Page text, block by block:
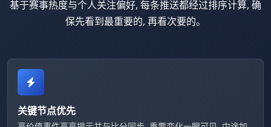
基于赛事热度与个人关注偏好, 每条推送都经过排序计算, 确
保先看到最重要的, 再看次要的。
关键节点优先